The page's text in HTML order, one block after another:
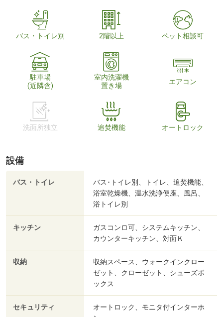
バス・トイレ別 2階以上 ペット相談可
駐車場
(近隣含)
室内洗濯機
置き場
エアコン
洗面所独立 追焚機能 オートロック
設備
バス・トイレ
バス･トイレ別、トイレ、追焚機能、
浴室乾燥機、温水洗浄便座、風呂、
浴トイレ別
キッチン
ガスコンロ可、システムキッチン、
カウンターキッチン、対面Ｋ
収納
収納スペース、ウォークインクロー
ゼット、クローゼット、シューズボ
ックス
セキュリティ
オートロック、モニタ付インターホ